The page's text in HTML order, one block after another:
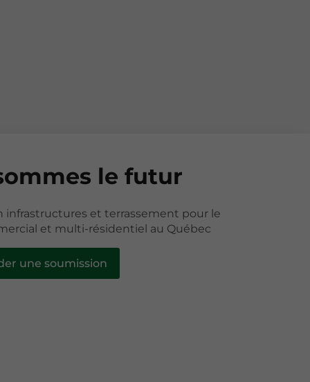
le futur
infrastructures et terrassement pour le
et multi-résidentiel au Québec
une soumission